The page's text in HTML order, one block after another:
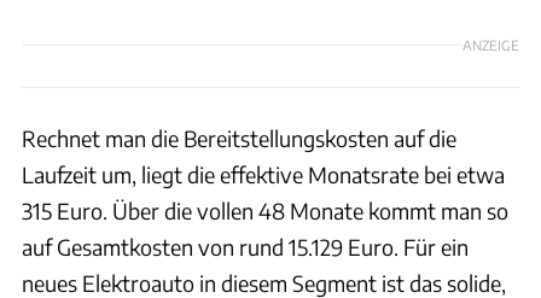
ANZEIGE
Rechnet man die Bereitstellungskosten auf die
Laufzeit um, liegt die effektive Monatsrate bei etwa
315 Euro. Über die vollen 48 Monate kommt man so
auf Gesamtkosten von rund 15.129 Euro. Für ein
neues Elektroauto in diesem Segment ist das solide,